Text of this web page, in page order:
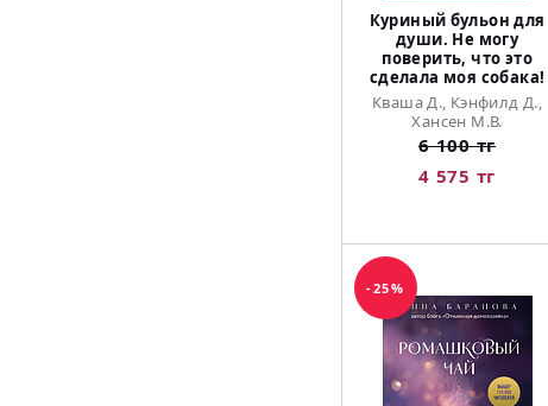
Куриный бульон для
души. Не могу
поверить, что это
сделала моя собака!
Кваша Д., Кэнфилд Д.,
Хансен М.В.
6 100 тг
4 575 тг
-25%